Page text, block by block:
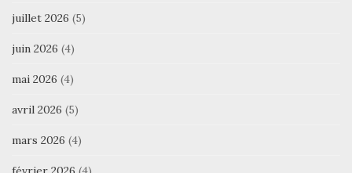
juillet 2026 (5)
juin 2026 (4)
mai 2026 (4)
avril 2026 (5)
mars 2026 (4)